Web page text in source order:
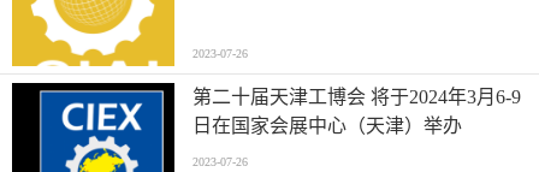
2023-07-26
第二十届天津工博会 将于2024年3月6-9
日在国家会展中心（天津）举办
2023-07-26